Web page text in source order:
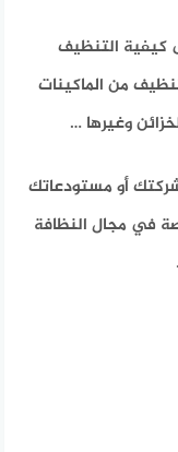
كيفية التنظيف
من الماكينات
وغيرها …
أو مستودعاتك
في مجال النظافة